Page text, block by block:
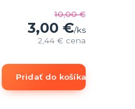
10,00 €
3,00 €/ks
2,44 € cena
Pridať do košíka